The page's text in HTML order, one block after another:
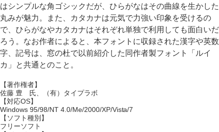
はシンプルな角ゴシックだが、ひらがなはその曲線を生かした
丸みが魅力。また、カタカナは元気で力強い印象を受けるの
で、ひらがなやカタカナはそれぞれ単独で利用しても面白いだ
ろう。なお作者によると、本フォントに収録された漢字や英数
字、記号は、窓の杜で以前紹介した同作者製フォント「ルイ
カ」と共通とのこと。
【著作権者】
佐藤 豊 氏、（有）タイプラボ
【対応OS】
Windows 95/98/NT 4.0/Me/2000/XP/Vista/7
【ソフト種別】
フリーソフト